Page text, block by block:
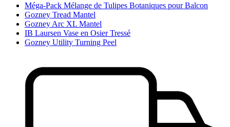
Méga-Pack Mélange de Tulipes Botaniques pour Balcon
Gozney Tread Mantel
Gozney Arc XL Mantel
IB Laursen Vase en Osier Tressé
Gozney Utility Turning Peel